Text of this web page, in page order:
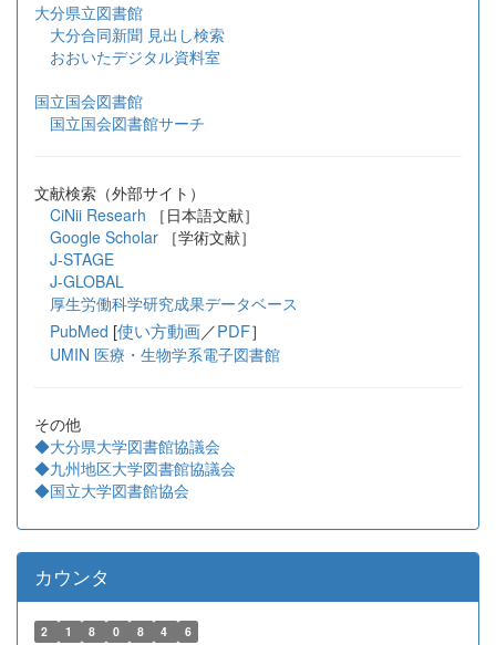
大分県立図書館
大分合同新聞 見出し検索
おおいたデジタル資料室
国立国会図書館
国立国会図書館サーチ
文献検索（外部サイト）
CiNii Researh ［日本語文献］
Google Scholar
［学術文献］
J-STAGE
J-GLOBAL
厚生労働科学研究成果データベース
PubMed [使い方動画／PDF］
UMIN 医療・生物学系電子図書館
その他
◆大分県大学図書館協議会
◆九州地区大学図書館協議会
◆国立大学図書館協会
カウンタ
2 1 8 0 8 4 6